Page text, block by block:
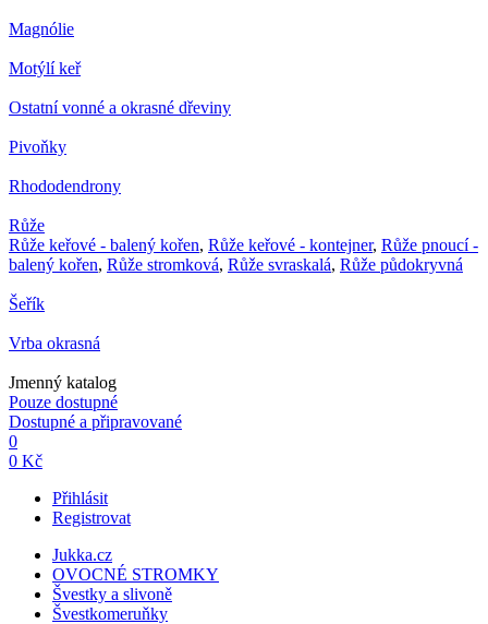
Magnólie
Motýlí keř
Ostatní vonné a okrasné dřeviny
Pivoňky
Rhododendrony
Růže
Růže keřové - balený kořen, Růže keřové - kontejner, Růže pnoucí -
balený kořen, Růže stromková, Růže svraskalá, Růže půdokryvná
Šeřík
Vrba okrasná
Jmenný katalog
Pouze dostupné
Dostupné a připravované
0
0 Kč
Přihlásit
Registrovat
Jukka.cz
OVOCNÉ STROMKY
Švestky a slivoně
Švestkomeruňky